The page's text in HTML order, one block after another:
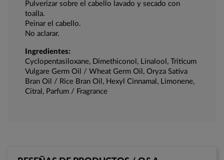
Pulverizar sobre el cabello lavado y secado con
toalla.
Peinar el cabello.
No aclarar.
Ingredientes:
Cyclopentasiloxane, Dimethiconol, Linalool, Triticum
Vulgare Germ Oil / Wheat Germ Oil, Oryza Sativa
Bran Oil / Rice Bran Oil, Hexyl Cinnamal, Limonene,
Citral, Parfum / Fragrance